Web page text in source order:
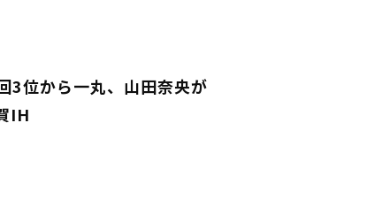
位から一丸、山田奈央が
IH